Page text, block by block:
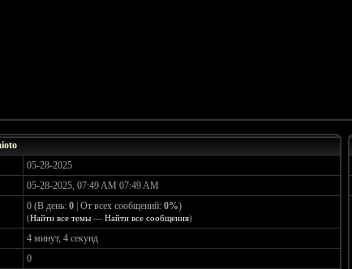
05-28-2025
05-28-2025, 07:49 AM 07:49 AM
0 (В день: 0| От всех сообщений: 0%)
(Найти все темы— Найти все сообщения)
4 минут, 4 секунд
0